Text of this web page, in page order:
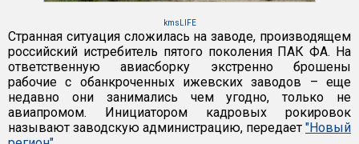
kmsLIFE
Странная ситуация сложилась на заводе, производящем
российский истребитель пятого поколения ПАК ФА. На
ответственную авиасборку экстренно брошены
рабочие с обанкроченных ижевских заводов – еще
недавно они занимались чем угодно, только не
авиапромом. Инициатором кадровых рокировок
называют заводскую администрацию, передает "Новый